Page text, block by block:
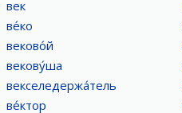
век
ве́ко
веково́й
векову́ша
векселедержа́тель
ве́ктор